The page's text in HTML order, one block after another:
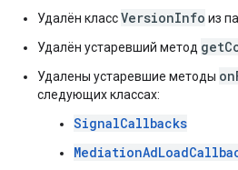
Удалён классVersionInfo из
Удалён устаревший метод
Удалены устаревшие методы
следующих классах:
SignalCallbacks